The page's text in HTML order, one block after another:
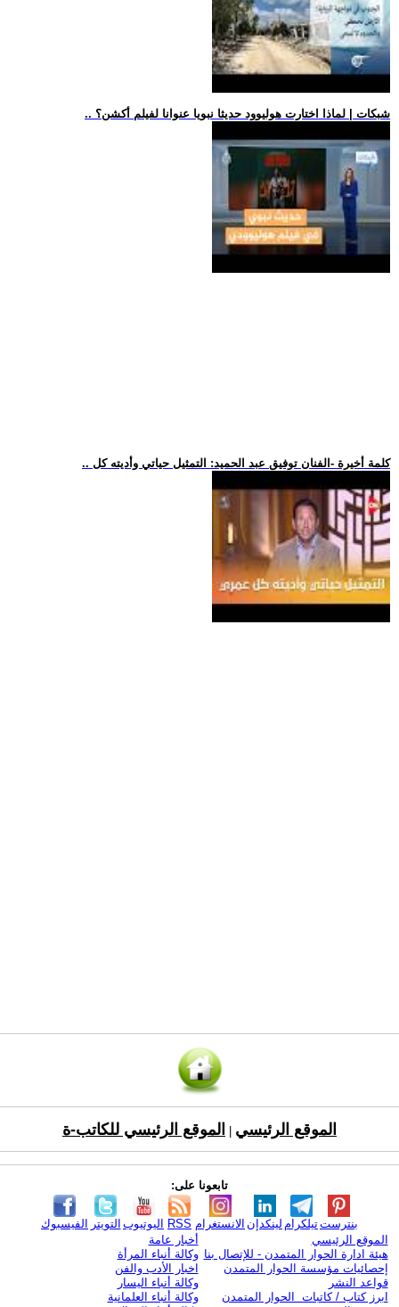
.. شبكات | لماذا اختارت هوليوود حديثا نبويا عنوانا لفيلم أكشن؟
.. كلمة أخيرة -الفنان توفيق عبد الحميد: التمثيل حياتي وأديته كل
الموقع الرئيسي الموقع الرئيسي للكاتب-ة
تابعونا على:
الفيسبوك التويتر اليوتيوب RSS الانستغرام لينكدإن تيلكرامبنترست
الموقع الرئيسي
هيئة ادارة الحوار المتمدن - للإتصال بنا
إحصائيات مؤسسة الحوار المتمدن
قواعد النشر
ابرز كتاب / كاتبات الحوار المتمدن
أخبار عامة
وكالة أنباء المرأة
اخبار الأدب والفن
وكالة أنباء اليسار
وكالة أنباء العلمانية